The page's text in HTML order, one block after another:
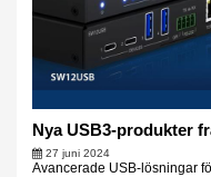
Nya USB3-produkter
27 juni 2024
Avancerade USB-lösningar